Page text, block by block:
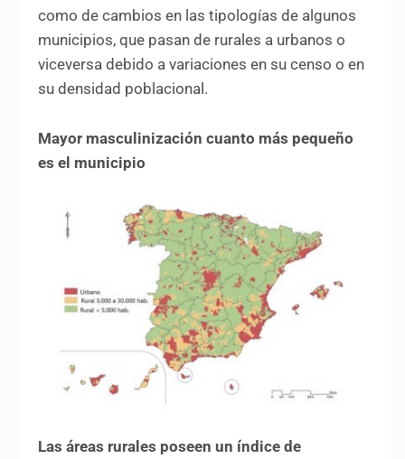
como de cambios en las tipologías de algunos
municipios, que pasan de rurales a urbanos o
viceversa debido a variaciones en su censo o en
su densidad poblacional.
Mayor masculinización cuanto más pequeño
es el municipio
Las áreas rurales poseen un índice de